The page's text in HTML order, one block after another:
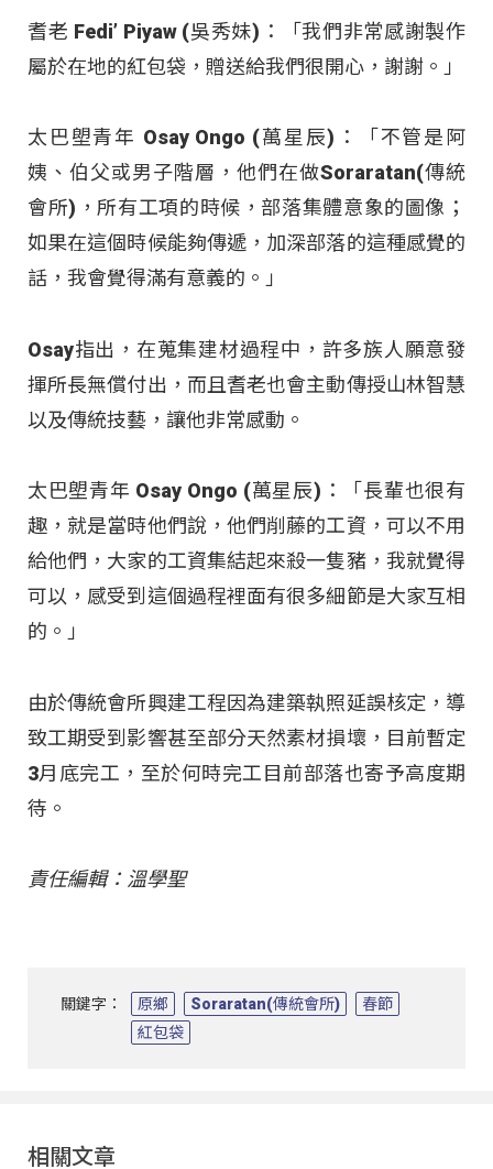
耆老 Fedi’ Piyaw (吳秀妹)：「我們非常感謝製作
屬於在地的紅包袋，贈送給我們很開心，謝謝。」
太巴塱青年 Osay Ongo (萬星辰)：「不管是阿
姨、伯父或男子階層，他們在做Soraratan(傳統
會所)，所有工項的時候，部落集體意象的圖像；
如果在這個時候能夠傳遞，加深部落的這種感覺的
話，我會覺得滿有意義的。」
Osay指出，在蒐集建材過程中，許多族人願意發
揮所長無償付出，而且耆老也會主動傳授山林智慧
以及傳統技藝，讓他非常感動。
太巴塱青年 Osay Ongo (萬星辰)：「長輩也很有
趣，就是當時他們說，他們削藤的工資，可以不用
給他們，大家的工資集結起來殺一隻豬，我就覺得
可以，感受到這個過程裡面有很多細節是大家互相
的。」
由於傳統會所興建工程因為建築執照延誤核定，導
致工期受到影響甚至部分天然素材損壞，目前暫定
3月底完工，至於何時完工目前部落也寄予高度期
待。
責任編輯：溫學聖
關鍵字： 原鄉 Soraratan(傳統會所)
春節
紅包袋
相關文章